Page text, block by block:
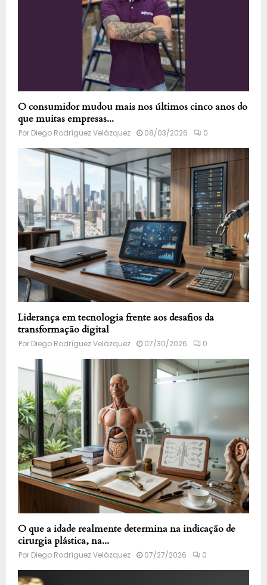
O consumidor mudou mais nos últimos cinco anos do
que muitas empresas...
Por Diego Rodríguez Velázquez 08/03/2026 0
Liderança em tecnologia frente aos desafios da
transformação digital
Por Diego Rodríguez Velázquez 07/30/2026 0
O que a idade realmente determina na indicação de
cirurgia plástica, na...
Por Diego Rodríguez Velázquez 07/27/2026 0